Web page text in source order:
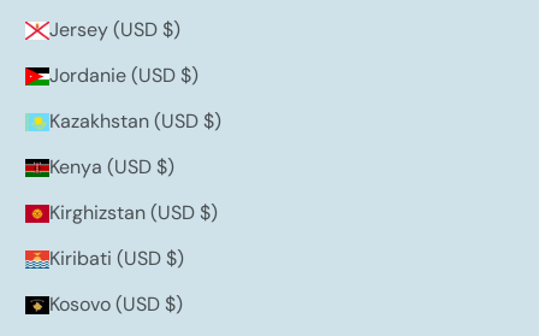
Jersey (USD $)
Jordanie (USD $)
Kazakhstan (USD $)
Kenya (USD $)
Kirghizstan (USD $)
Kiribati (USD $)
Kosovo (USD $)